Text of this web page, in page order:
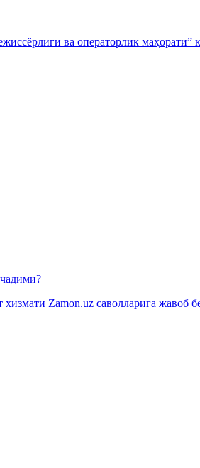
ва операторлик маҳорати”
Zamon.uz саволларига жавоб